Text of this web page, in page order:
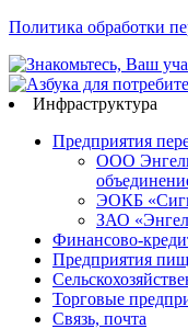
Политика обработки
Инфраструктура
Предприятия
ООО
ЭОКБ
ЗАО
Финансово-
Предприятия
Торговые
Связь, почта